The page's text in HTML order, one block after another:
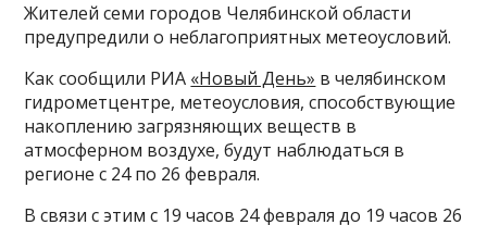
Жителей семи городов Челябинской области
предупредили о неблагоприятных метеоусловий.
Как сообщили РИА «Новый День» в челябинском
гидрометцентре, метеоусловия, способствующие
накоплению загрязняющих веществ в
атмосферном воздухе, будут наблюдаться в
регионе с 24 по 26 февраля.
В связи с этим с 19 часов 24 февраля до 19 часов 26